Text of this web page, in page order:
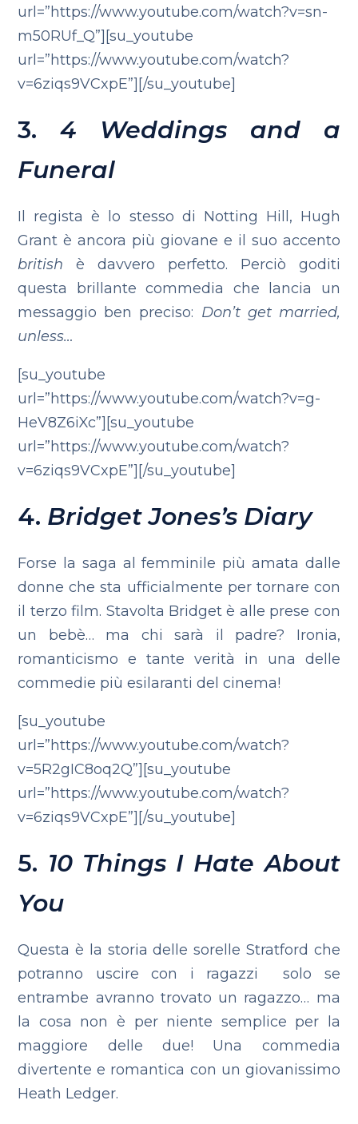
url=”https://www.youtube.com/watch?v=sn-
m50RUf_Q”][su_youtube
url=”https://www.youtube.com/watch?
v=6ziqs9VCxpE”][/su_youtube]
3.4 Weddings and a
Funeral
Il regista è lo stesso di Notting Hill, Hugh
Grant è ancora più giovane e il suo accento
british è davvero perfetto. Perciò goditi
questa brillante commedia che lancia un
messaggio ben preciso: Don’t get married,
unless…
[su_youtube
url=”https://www.youtube.com/watch?v=g-
HeV8Z6iXc”][su_youtube
url=”https://www.youtube.com/watch?
v=6ziqs9VCxpE”][/su_youtube]
4. Bridget Jones’s Diary
Forse la saga al femminile più amata dalle
donne che sta ufficialmente per tornare con
il terzo film. Stavolta Bridget è alle prese con
un bebè… ma chi sarà il padre? Ironia,
romanticismo e tante verità in una delle
commedie più esilaranti del cinema!
[su_youtube
url=”https://www.youtube.com/watch?
v=5R2gIC8oq2Q”][su_youtube
url=”https://www.youtube.com/watch?
v=6ziqs9VCxpE”][/su_youtube]
5. 10 Things I Hate About
You
Questa è la storia delle sorelle Stratford che
potranno uscire con i ragazzi solo se
entrambe avranno trovato un ragazzo… ma
la cosa non è per niente semplice per la
maggiore delle due! Una commedia
divertente e romantica con un giovanissimo
Heath Ledger.